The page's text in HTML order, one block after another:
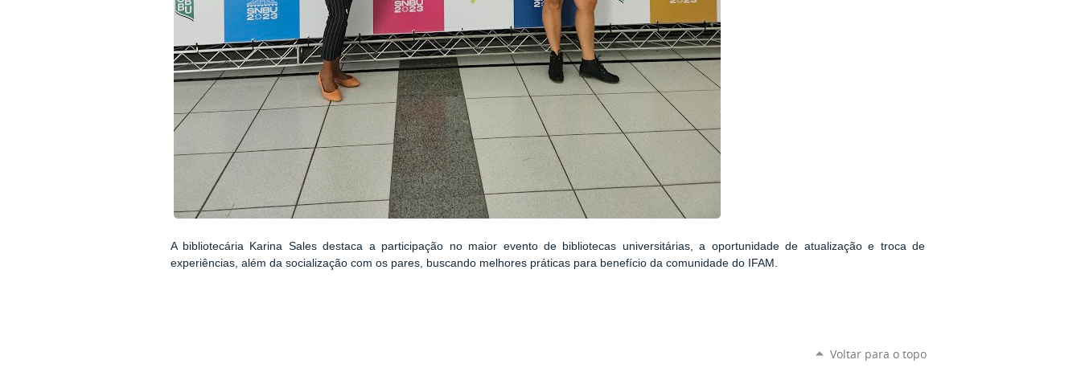
A bibliotecária Karina Sales destaca a participação no maior evento de bibliotecas universitárias, a oportunidade de atualização e troca de
experiências, além da socialização com os pares, buscando melhores práticas para benefício da comunidade do IFAM.
Voltar para o topo